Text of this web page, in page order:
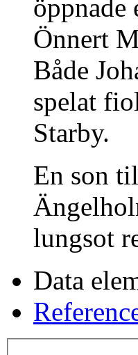
öppnade
Önnert
Både
spelat
Starby.
En son
lungsot
Data